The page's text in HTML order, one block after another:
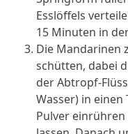
Esslöffels
15 Minuten in
Die Mandarinen
schütten, dabei
der Abtropf-
Wasser) in
Pulver